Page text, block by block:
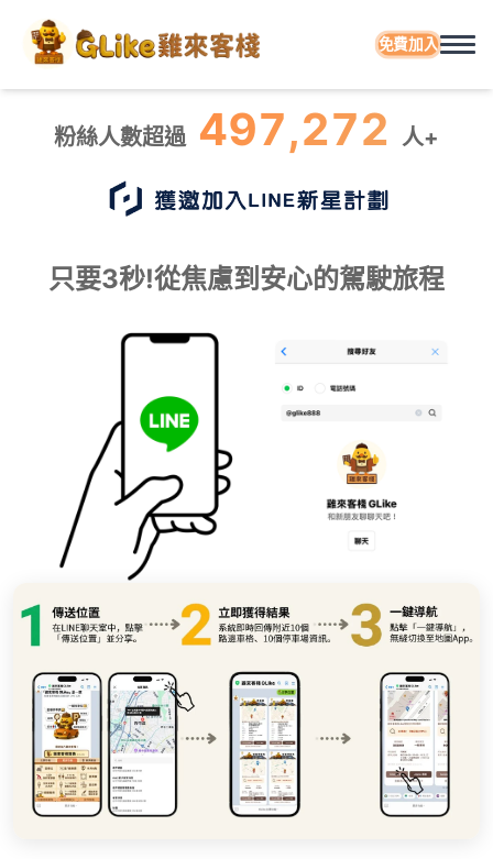
免費加入
粉絲人數超過 497,272 人+
只要3秒!從焦慮到安心的駕駛旅程